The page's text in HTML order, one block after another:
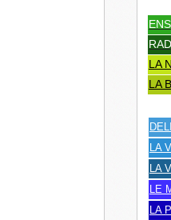
LA
LA
LA
LA
LE
LA